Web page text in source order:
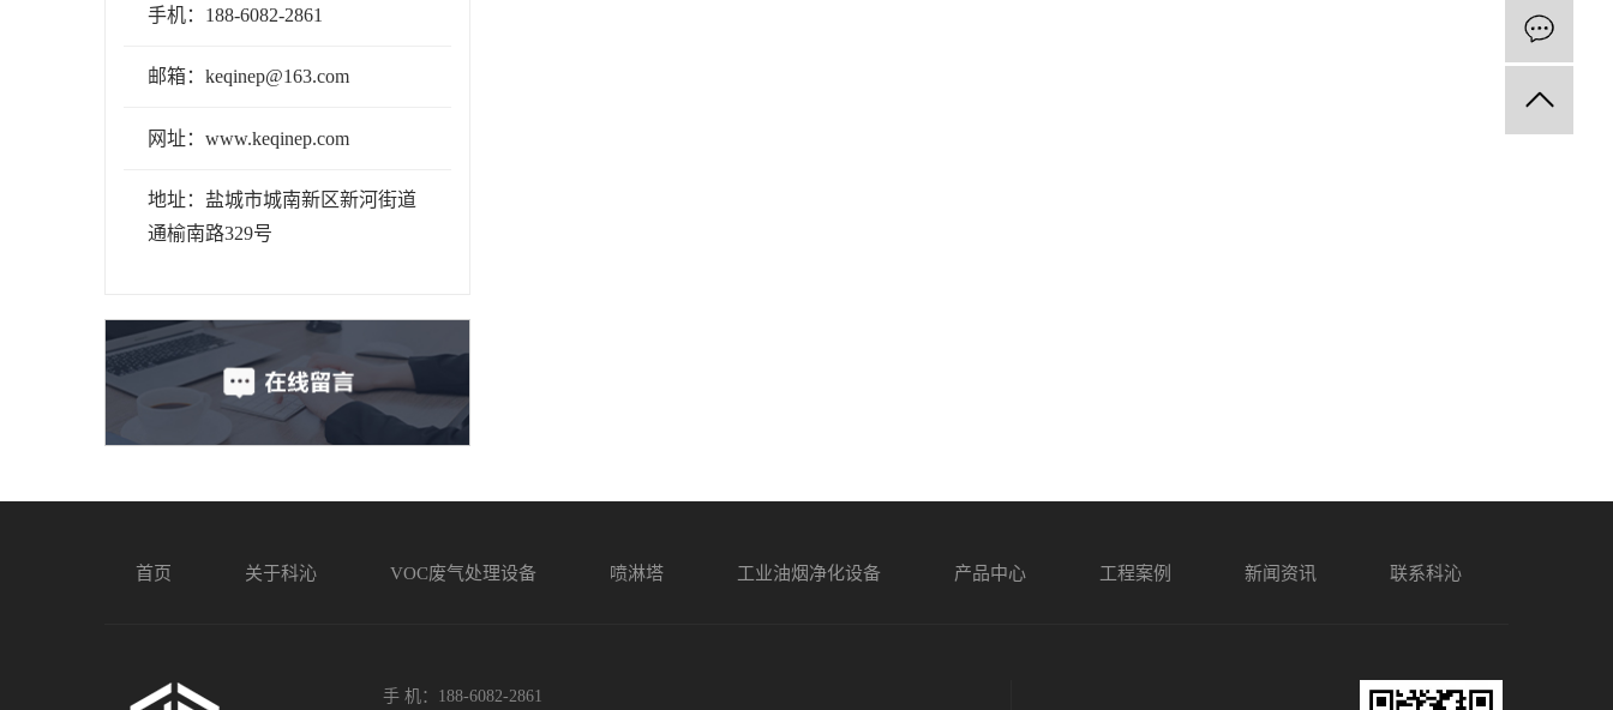
手机：188-6082-2861
邮箱：keqinep@163.com
网址：www.keqinep.com
地址：盐城市城南新区新河街道
通榆南路329号
首页 关于科沁 VOC废气处理设备 喷淋塔 工业油烟净化设备 产品中心 工程案例 新闻资讯 联系科沁
手 机：188-6082-2861